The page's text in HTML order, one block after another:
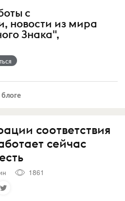
с
новости из мира
Знака",
соответствия
сейчас
1861